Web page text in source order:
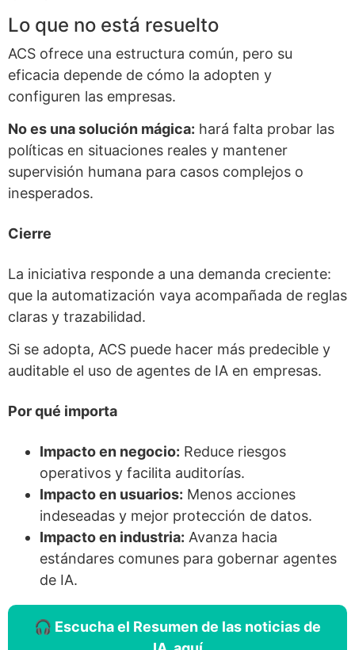
Lo que no está resuelto
ACS ofrece una estructura común, pero su
eficacia depende de cómo la adopten y
configuren las empresas.
No es una solución mágica: hará falta probar las
políticas en situaciones reales y mantener
supervisión humana para casos complejos o
inesperados.
Cierre
La iniciativa responde a una demanda creciente:
que la automatización vaya acompañada de reglas
claras y trazabilidad.
Si se adopta, ACS puede hacer más predecible y
auditable el uso de agentes de IA en empresas.
Por qué importa
Impacto en negocio: Reduce riesgos
operativos y facilita auditorías.
Impacto en usuarios: Menos acciones
indeseadas y mejor protección de datos.
Impacto en industria: Avanza hacia
estándares comunes para gobernar agentes
de IA.
🎧 Escucha el Resumen de las noticias de